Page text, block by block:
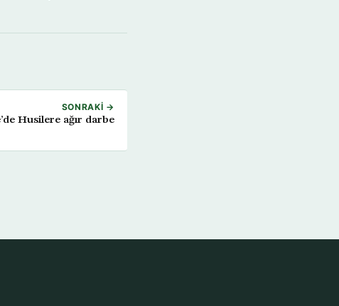
SONRAKI →
Husilere ağır darbe